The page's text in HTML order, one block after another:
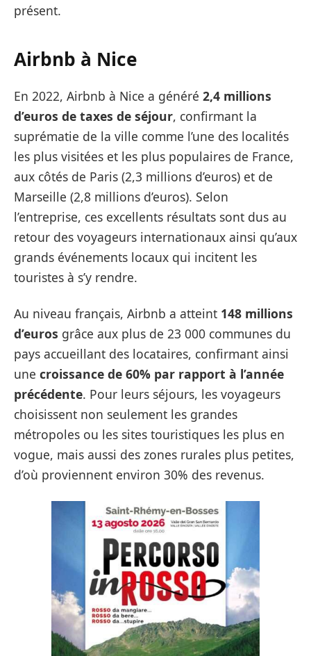
présent.
Airbnb à Nice
En 2022, Airbnb à Nice a généré 2,4 millions
d’euros de taxes de séjour, confirmant la
suprématie de la ville comme l’une des localités
les plus visitées et les plus populaires de France,
aux côtés de Paris (2,3 millions d’euros) et de
Marseille (2,8 millions d’euros). Selon
l’entreprise, ces excellents résultats sont dus au
retour des voyageurs internationaux ainsi qu’aux
grands événements locaux qui incitent les
touristes à s’y rendre.
Au niveau français, Airbnb a atteint 148 millions
d’euros grâce aux plus de 23 000 communes du
pays accueillant des locataires, confirmant ainsi
une croissance de 60% par rapport à l’année
précédente. Pour leurs séjours, les voyageurs
choisissent non seulement les grandes
métropoles ou les sites touristiques les plus en
vogue, mais aussi des zones rurales plus petites,
d’où proviennent environ 30% des revenus.